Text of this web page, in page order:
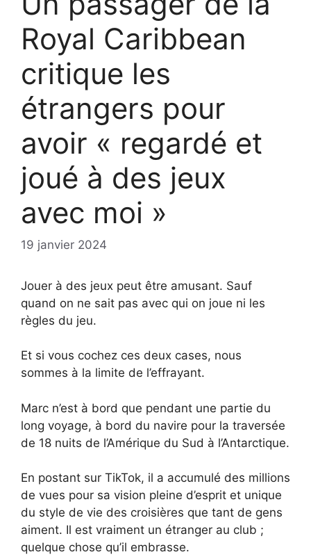
Royal Caribbean
critique les
étrangers pour
avoir « regardé et
joué à des jeux
avec moi »
19 janvier 2024
Jouer à des jeux peut être amusant. Sauf
quand on ne sait pas avec qui on joue ni les
règles du jeu.
Et si vous cochez ces deux cases, nous
sommes à la limite de l’effrayant.
Marc n’est à bord que pendant une partie du
long voyage, à bord du navire pour la traversée
de 18 nuits de l’Amérique du Sud à l’Antarctique.
En postant sur TikTok, il a accumulé des millions
de vues pour sa vision pleine d’esprit et unique
du style de vie des croisières que tant de gens
aiment. Il est vraiment un étranger au club ;
quelque chose qu’il embrasse.